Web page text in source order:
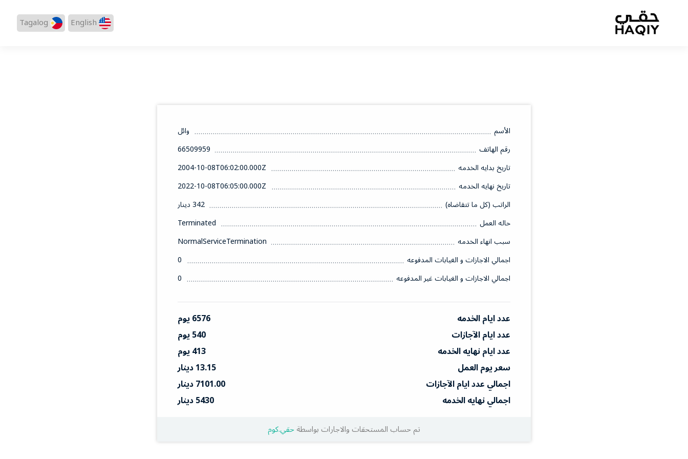
English
Tagalog
الأسم
وائل
رقم الهاتف
66509959
تاريخ بدايه الخدمه
2004-10-08T06:02:00.000Z
تاريخ نهايه الخدمه
2022-10-08T06:05:00.000Z
الراتب (كل ما تتقاضاه)
342 دينار
حاله العمل
Terminated
سبب انهاء الخدمه
NormalServiceTermination
اجمالي الاجازات و الغيابات المدفوعه
0
اجمالي الاجازات و الغيابات غير المدفوعه
0
عدد ايام الخدمه
6576 يوم
عدد ايام الآجازات
540 يوم
عدد ايام نهايه الخدمه
413 يوم
سعر يوم العمل
13.15 دينار
اجمالي عدد ايام الآجازات
7101.00 دينار
اجمالي نهايه الخدمه
5430 دينار
تم حساب المستحقات والاجارات بواسطةحقي.كوم